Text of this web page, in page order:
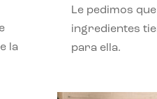
la
Le pedimos
ingredientes
para ella.